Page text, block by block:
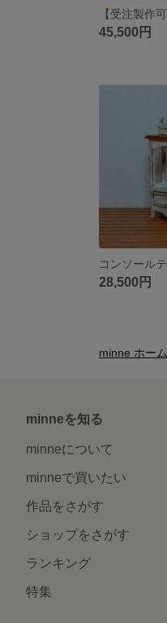
45,500円
28,500円
minne ホーム
minneを知る
minneについて
minneで買いたい
作品をさがす
ショップをさがす
ランキング
特集